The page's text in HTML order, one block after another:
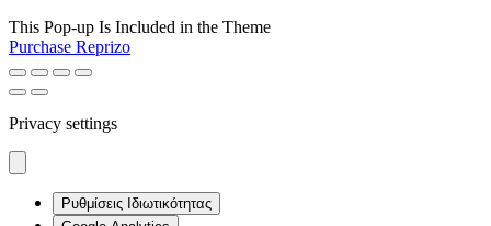
This Pop-up Is Included in the Theme
Purchase Reprizo
Privacy settings
Ρυθμίσεις Ιδιωτικότητας